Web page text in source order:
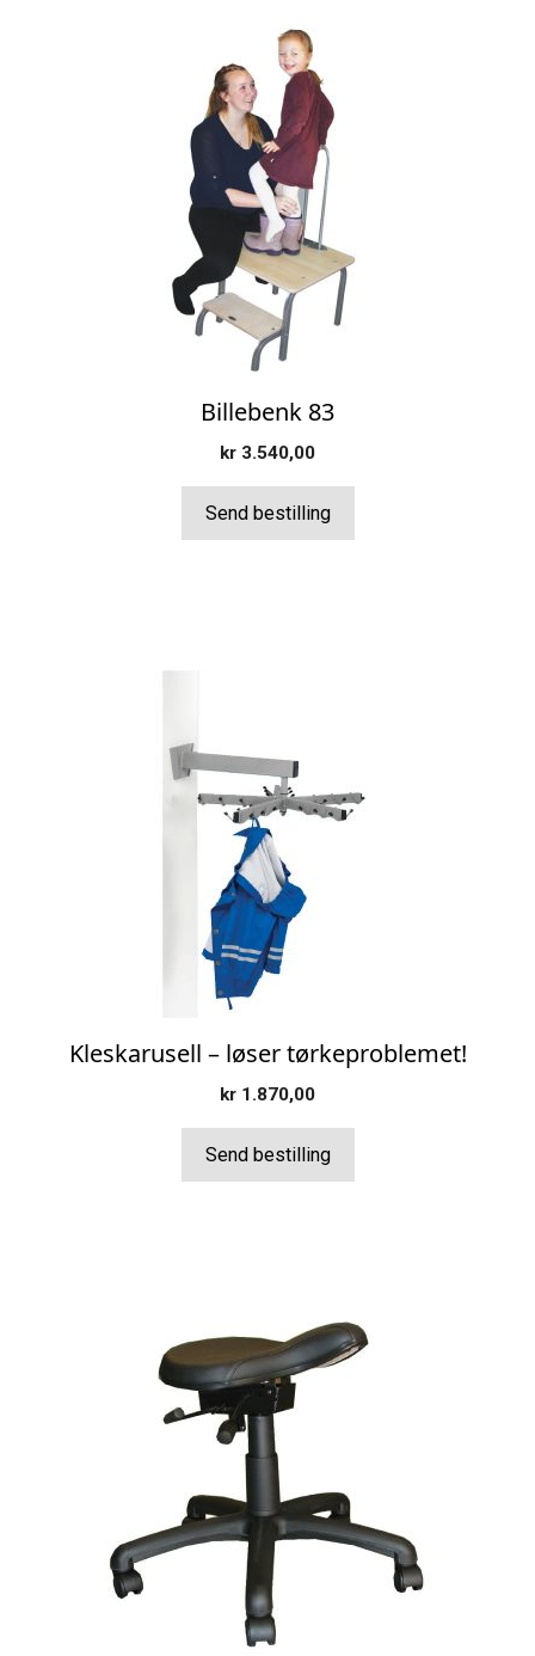
Billebenk 83
kr 3.540,00
Send bestilling
Kleskarusell – løser tørkeproblemet!
kr 1.870,00
Send bestilling